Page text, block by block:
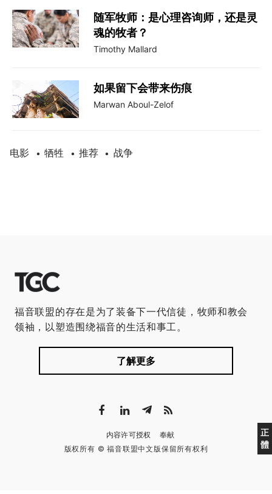
随军牧师：是心理咨询师，还是灵
魂的牧者？
Timothy Mallard
如果留下会带来伤痕
Marwan Aboul-Zelof
电影 • 牺牲 • 推荐 • 战争
正
體
福音联盟的存在是为了装备下一代信徒，牧师和教会
领袖，以塑造围绕福音的生活和事工。
了解更多
内容许可授权
奉献
版权所有 © 福音联盟中文版保留所有权利